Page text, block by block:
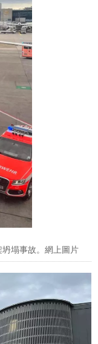
塌事故。網上圖片